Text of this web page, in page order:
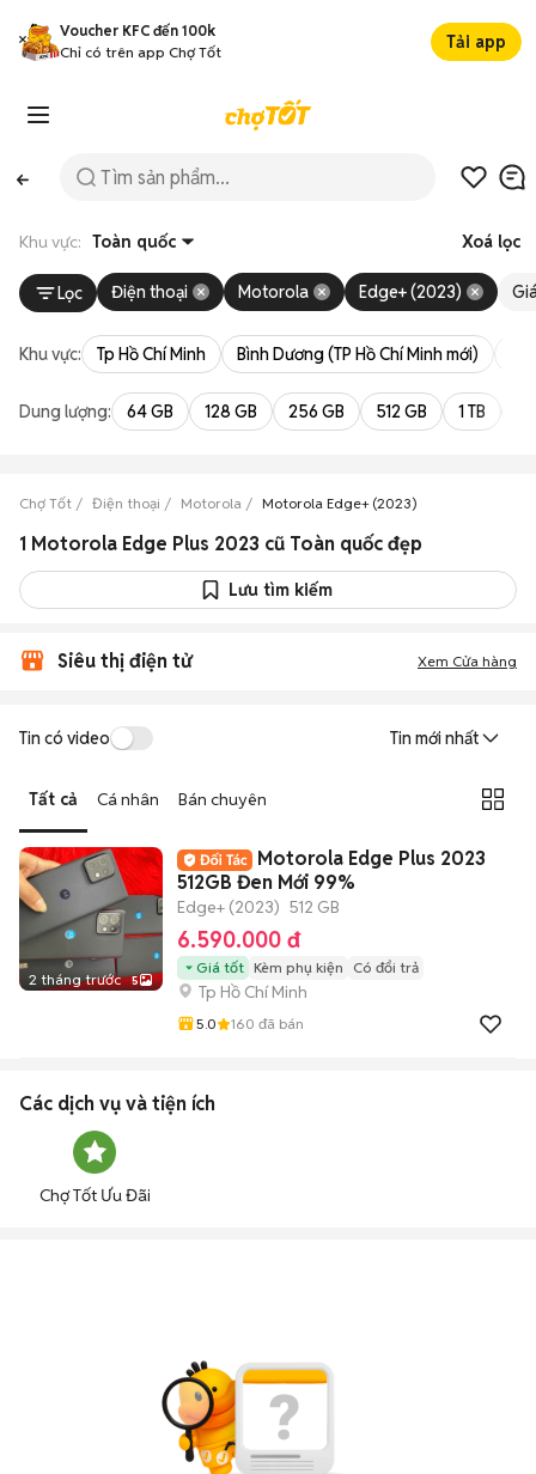
Voucher KFC đến 100k
Chỉ có trên app Chợ Tốt
Tải app
Khu vực: Toàn quốc Xoá lọc
Lọc Điện thoại Motorola Edge+ (2023)
Khu vực: Tp Hồ Chí Minh Bình Dương (TP Hồ Chí Minh mới)
Dung lượng: 64 GB 128 GB 256 GB 512 GB 1 TB
Chợ Tốt Điện thoại Motorola Motorola Edge+ (2023)
1 Motorola Edge Plus 2023 cũ Toàn quốc đẹp
Lưu tìm kiếm
Siêu thị điện tử Xem Cửa hàng
Tin có video Tin mới nhất
Tất cả Cá nhân Bán chuyên
2 tháng trước 5
Motorola Edge Plus 2023
512GB Đen Mới 99%
Edge+ (2023) 512 GB
6.590.000 đ
Giá tốt Kèm phụ kiện Có đổi trả
Tp Hồ Chí Minh
5.0 160 đã bán
Các dịch vụ và tiện ích
Chợ Tốt Ưu Đãi